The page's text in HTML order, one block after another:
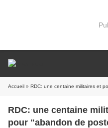
Accueil » RDC: une centaine militaires et policiers
RDC: une centaine
pour "abandon de